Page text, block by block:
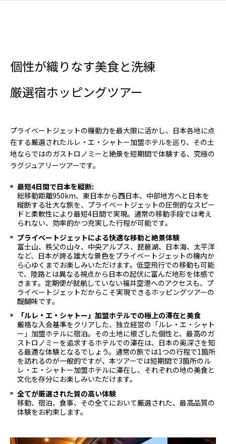
個性が織りなす美食と洗練
厳選宿ホッピングツアー
プライベートジェットの機動力を最大限に活かし、日本各地に点
在する厳選されたルレ・エ・シャトー加盟ホテルを巡り、その土
地ならではのガストロノミーと絶景を短期間で体験する、究極の
ラグジュアリーツアーです。
最短4日間で日本を縦断:
総移動距離950km、東日本から西日本、中部地方へと日本を
縦断する壮大な旅を、プライベートジェットの圧倒的なスピー
ドと柔軟性により最短4日間で実現。通常の移動手段では考え
られない、効率的かつ充実した行程が可能です。
プライベートジェットによる快適な移動と絶景体験
富士山、秩父の山々、中央アルプス、琵琶湖、日本海、太平洋
など、日本が誇る雄大な景色をプライベートジェットの機内か
ら心ゆくまでお楽しみいただけます。低空飛行での移動も可能
で、陸路とは異なる視点から日本の起伏に富んだ地形を体感で
きます。定期便が就航していない福井空港へのアクセスも、プ
ライベートジェットだからこそ実現できるホッピングツアーの
醍醐味です。
「ルレ・エ・シャトー」加盟ホテルでの極上の滞在と美食
厳格な入会基準をクリアした、独立経営の「ルレ・エ・シャト
ー」加盟ホテルに宿泊。その土地に根ざした個性と、最高のガ
ストロノミーを追求するホテルでの滞在は、日本の奥深さを知
る最適な体験となるでしょう。通常の旅では1つの行程で1箇所
を訪れるのが一般的ですが、本ツアーでは短期間で3箇所のル
レ・エ・シャトー加盟ホテルに滞在し、それぞれの地の美食と
文化を存分にお楽しみいただけます。
全てが厳選された質の高い体験
移動、宿泊、食事、その全てにおいて厳選された、最高品質の
体験をお約束します。